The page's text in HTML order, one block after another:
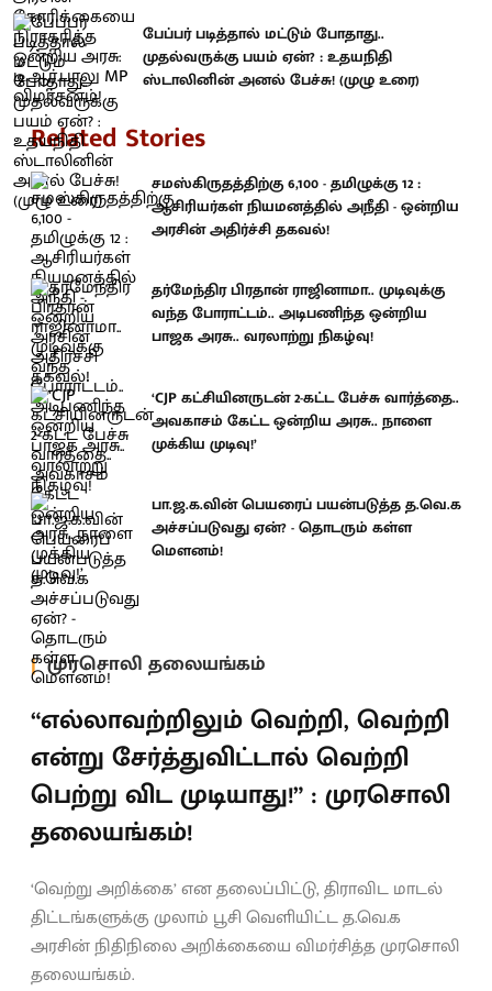
பேப்பர் படித்தால் மட்டும் போதாது..
முதல்வருக்கு பயம் ஏன்? : உதயநிதி
ஸ்டாலினின் அனல் பேச்சு! (முழு உரை)
Related Stories
சமஸ்கிருதத்திற்கு 6,100 - தமிழுக்கு 12 :
ஆசிரியர்கள் நியமனத்தில் அநீதி - ஒன்றிய
அரசின் அதிர்ச்சி தகவல்!
தர்மேந்திர பிரதான் ராஜினாமா.. முடிவுக்கு
வந்த போராட்டம்.. அடிபணிந்த ஒன்றிய
பாஜக அரசு.. வரலாற்று நிகழ்வு!
‘CJP கட்சியினருடன் 2-கட்ட பேச்சு வார்த்தை..
அவகாசம் கேட்ட ஒன்றிய அரசு.. நாளை
முக்கிய முடிவு!’
பா.ஜ.க.வின் பெயரைப் பயன்படுத்த த.வெ.க
அச்சப்படுவது ஏன்? - தொடரும் கள்ள
மெளனம்!
முரசொலி தலையங்கம்
“எல்லாவற்றிலும் வெற்றி, வெற்றி
என்று சேர்த்துவிட்டால் வெற்றி
பெற்று விட முடியாது!” : முரசொலி
தலையங்கம்!
‘வெற்று அறிக்கை’ என தலைப்பிட்டு, திராவிட மாடல்
திட்டங்களுக்கு முலாம் பூசி வெளியிட்ட த.வெ.க
அரசின் நிதிநிலை அறிக்கையை விமர்சித்த முரசொலி
தலையங்கம்.